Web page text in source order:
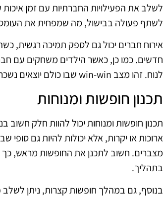
לשלב את הפעילויות החברתיות עם זמן
לשתף פעולה בבישול, מה שמפחית את
אירוח חברים יכול גם לספק תמיכה רגשית,
חדשים. כמו כן, כאשר הילדים משחקים עם
לנוח. זהו מצב win-win שבו כולם יוצאים נשכרים.
תכנון חופשות ומנוחות
תכנון חופשות ומנוחות יכול להוות חלק חשוב
ארוכות או יקרות, אלא יכולות להיות גם
מצברים. חשוב לתכנן את החופשות מראש, כך
בתהליך.
בנוסף, גם במהלך חופשות קצרות, ניתן לשלב